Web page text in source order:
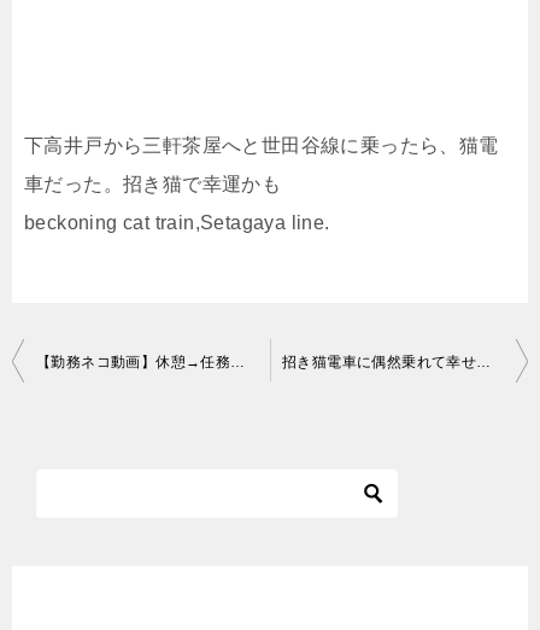
下高井戸から三軒茶屋へと世田谷線に乗ったら、猫電
車だった。招き猫で幸運かも
beckoning cat train,Setagaya line.
投
【勤務ネコ動画】休憩→任務→勤務・ハチワレ保護猫ルー姫/[Cat videos] Cat to patrol_Rescued cat（black and white cat） 招き猫電車に偶然乗れて幸せ気分、ラッキー。世田谷線